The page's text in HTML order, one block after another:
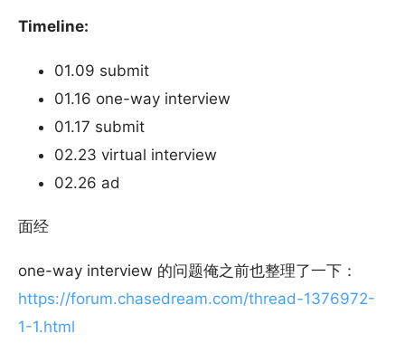
Timeline:
01.09 submit
01.16 one-way interview
01.17 submit
02.23 virtual interview
02.26 ad
面经
one-way interview 的问题俺之前也整理了一下：
https://forum.chasedream.com/thread-1376972-
1-1.html